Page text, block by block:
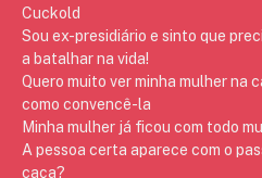
Cuckold
Sou ex-presidiário e sinto que
a batalhar na vida!
Quero muito ver minha mulher na
como convencê-la
Minha mulher já ficou com todo
A pessoa certa aparece com o
caça?